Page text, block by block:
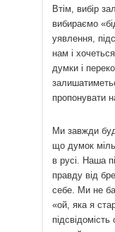
Втім, вибір
вибираємо
уявлення,
нам і
думки і
пропонувати
Ми завжди
що думок
в русі. Наша
правду від
себе. Ми не
«ой, яка я